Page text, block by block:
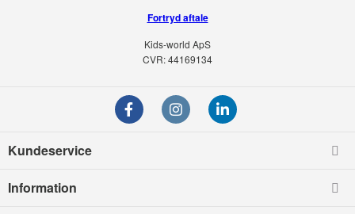
Fortryd aftale
Kids-world ApS
CVR: 44169134
Kundeservice
Information